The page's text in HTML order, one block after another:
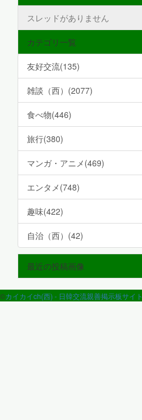
スレッドがありません
カテゴリ一覧
友好交流(135)
雑談（西）(2077)
食べ物(446)
旅行(380)
マンガ・アニメ(469)
エンタメ(748)
趣味(422)
自治（西）(42)
最近の投稿画像
©カイカイch(西) - 日韓交流親善掲示板サイト